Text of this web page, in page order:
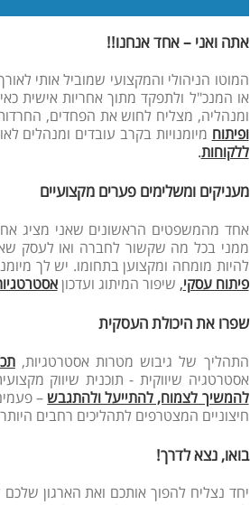
אתה ואני – אחד אנחנו!!
המוטו הניהולי והמקצועי שמוביל אותי
או המנכ"ל ולתפקד מתוך אחריות אישית
ומנהליה, מצליח לחוש את הפחדים,
ופיתוח מיומנויות בקרב עובדים ומנהלים
ללקוחות.
מעניקים ומשלימים פערים מקצועיים
אחד מהמשפטים הראשונים שאני מציג
ממני בכל מה שקשור לחברה ואו לעסק
להיות מומחה ומקצוען בתחומו. יש לך
פיתוח עסקי, שיפור המיתוג ועדכון
שפרו את היכולת העסקית
התהליך של גיבוש מטרות אסטרטגיות,
אסטרטגיה שיווקית - תוכנית שיווק
להמשיך לצמוח, להתייעל ולהתגבש–
חיצוניים המצטרפים לתהליכים רחבים
בואו, נצא לדרך!
יחד נצליח להפוך אותכם ואת הארגון שלכם